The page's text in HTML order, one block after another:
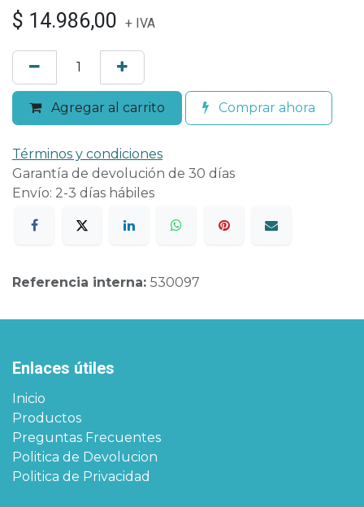
$ 14.986,00 + IVA
Agregar al carrito Comprar ahora
Términos y condiciones
Garantía de devolución de 30 días
Envío: 2-3 días hábiles
Referencia interna: 530097
Enlaces útiles
Inicio
Productos
Preguntas Frecuentes
Politica de Devolucion
Politica de Privacidad